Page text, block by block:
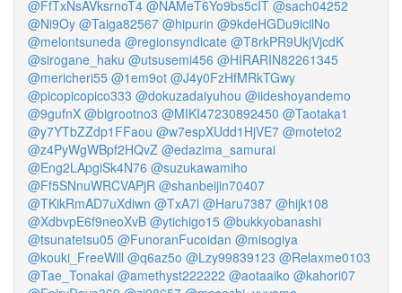
@FfTxNsAVksrnoT4 @NAMeT6Yo9bs5cIT @sach04252
@Ni9Oy @Taiga82567 @hipurin @9kdeHGDu9icilNo
@melontsuneda @regionsyndicate @T8rkPR9UkjVjcdK
@sirogane_haku @utsusemi456 @HIRARIN82261345
@mericheri55 @1em9ot @J4y0FzHfMRkTGwy
@picopicopico333 @dokuzadaiyuhou @iideshoyandemo
@9gufnX @bigrootno3 @MIKI47230892450 @Taotaka1
@y7YTbZZdp1FFaou @w7espXUdd1HjVE7 @moteto2
@z4PyWgWBpf2HQvZ @edazima_samurai
@Eng2LApgiSk4N76 @suzukawamiho
@Ff5SNnuWRCVAPjR @shanbeijin70407
@TKikRmAD7uXdiwn @TxA7l @Haru7387 @hijk108
@XdbvpE6f9neoXvB @ytichigo15 @bukkyobanashi
@tsunatetsu05 @FunoranFucoidan @misogiya
@kouki_FreeWill @q6az5o @Lzy99839123 @Relaxme0103
@Tae_Tonakai @amethyst222222 @aotaaiko @kahori07